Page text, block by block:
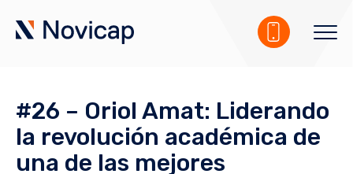
#26 – Oriol Amat: Liderando
la revolución académica de
una de las mejores